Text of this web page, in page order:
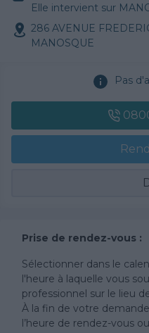
Elle intervient sur
286 AVENUE
MANOSQUE
Pas
Prise de rendez-vous :
Sélectionner dans le
l'heure à laquelle vous
professionnel sur le lieu
À la fin de votre
l’heure de rendez-vous